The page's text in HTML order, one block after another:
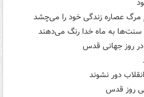
سنت‌ها به ماه خدا رنگ می‌دهند
در روز جهانی قدس
دور نشوند
روز قدس